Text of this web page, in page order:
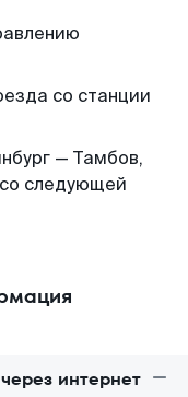
со станции
— Тамбов,
следующей
интернет